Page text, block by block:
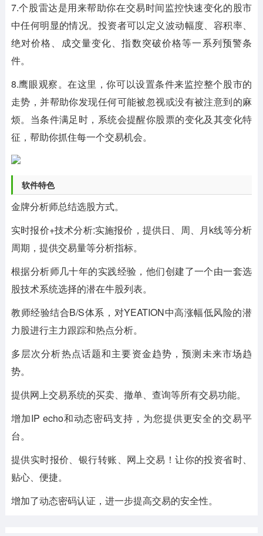
7.个股雷达是用来帮助你在交易时间监控快速变化的股市
中任何明显的情况。投资者可以定义波动幅度、容积率、
绝对价格、成交量变化、指数突破价格等一系列预警条
件。
8.鹰眼观察。在这里，你可以设置条件来监控整个股市的
走势，并帮助你发现任何可能被忽视或没有被注意到的麻
烦。当条件满足时，系统会提醒你股票的变化及其变化特
征，帮助你抓住每一个交易机会。
软件特色
金牌分析师总结选股方式。
实时报价+技术分析:实施报价，提供日、周、月k线等分析
周期，提供交易量等分析指标。
根据分析师几十年的实践经验，他们创建了一个由一套选
股技术系统选择的潜在牛股列表。
教师经验结合B/S体系，对YEATION中高涨幅低风险的潜
力股进行主力跟踪和热点分析。
多层次分析热点话题和主要资金趋势，预测未来市场趋
势。
提供网上交易系统的买卖、撤单、查询等所有交易功能。
增加IP echo和动态密码支持，为您提供更安全的交易平
台。
提供实时报价、银行转账、网上交易！让你的投资省时、
贴心、便捷。
增加了动态密码认证，进一步提高交易的安全性。